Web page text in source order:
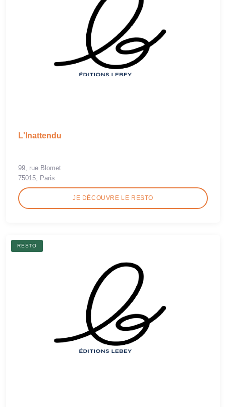
L'Inattendu
99, rue Blomet
75015, Paris
JE DÉCOUVRE LE RESTO
RESTO